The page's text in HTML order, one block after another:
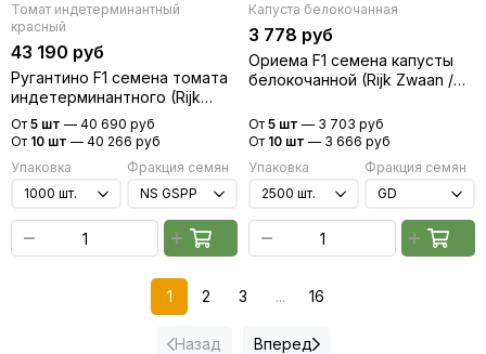
Томат индетерминантный
красный
43 190 руб
Ругантино F1 семена томата
индетерминантного (Rijk
Zwaan / Райк Цваан)
От 5 шт — 40 690 руб
От 10 шт — 40 266 руб
Упаковка
Фракция семян
Капуста белокочанная
3 778 руб
Ориема F1 семена капусты
белокочанной (Rijk Zwaan /
От 5 шт — 3 703 руб
От 10 шт — 3 666 руб
Упаковка
Фракция семян
Назад
1 2 3 ... 16
Вперед